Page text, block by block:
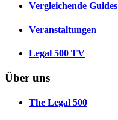
Vergleichende Guides
Veranstaltungen
Legal 500 TV
Über uns
The Legal 500